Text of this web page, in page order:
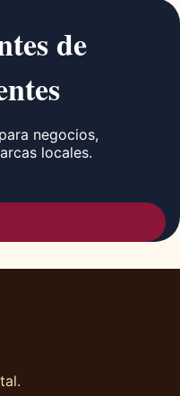
de
negocios,
locales.